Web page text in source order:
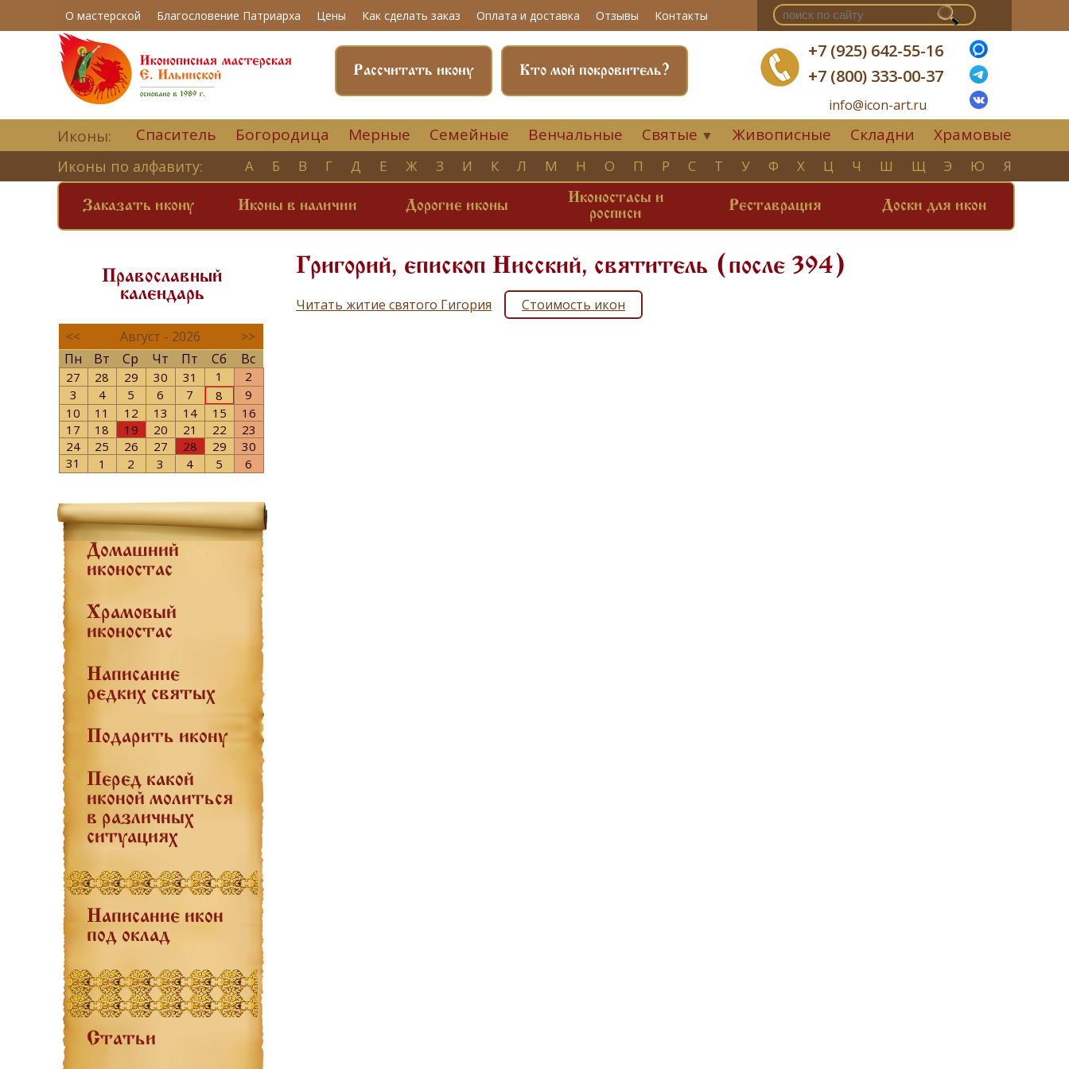
О мастерской Благословение Патриарха Цены Как сделать заказ Оплата и доставка Отзывы Контакты
+7 (925) 642-55-16
+7 (800) 333-00-37
info@icon-art.ru
Кто мой покровитель?
Рассчитать икону
Иконы: Спаситель Богородица Мерные Семейные Венчальные Святые ▼ Живописные Складни Храмовые
Иконы по алфавиту: А Б В Г Д Е Ж З И К Л М Н О П Р С Т У Ф Х Ц Ч Ш Щ Э Ю Я
Заказать икону Иконы в наличии Дорогие иконы
Иконостасы и
росписи
Реставрация Доски для икон
Православный
календарь
<< Август - 2026
>>
Пн
Вт Ср Чт Пт Сб Вс
27 28 29 30 31 1
2
3
4 5 6 7 8
9
10
11 12 13 14 15
16
17
18 19 20 21 22
23
24
25 26 27 28 29
30
31
1 2 3 4 5 6
Домашний
иконостас
Храмовый
иконостас
Написание
редких святых
Подарить икону
Перед какой
иконой молиться
в различных
ситуациях
Написание икон
под оклад
Статьи
Григорий, епископ Нисский, святитель (после 394)
Читать житие святого Гигория Стоимость икон